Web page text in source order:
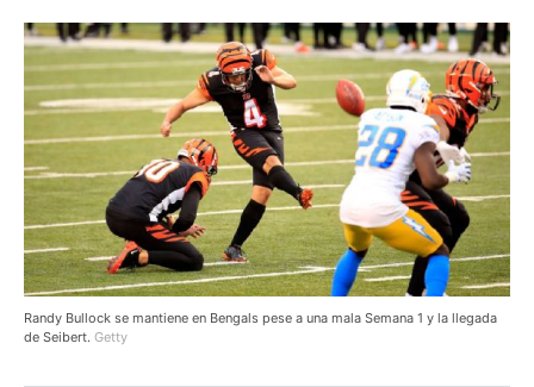
Randy Bullock se mantiene en Bengals pese a una mala Semana 1 y la llegada
de Seibert. Getty